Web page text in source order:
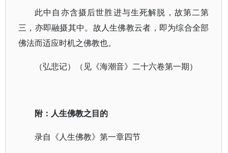
此中自亦含摄后世胜进与生死解脱，故第二第
三，亦即融摄其中。故人生佛教云者，即为综合全部
佛法而适应时机之佛教也。
（弘悲记）（见《海潮音》二十六卷第一期）
附：人生佛教之目的
录自《人生佛教》第一章四节